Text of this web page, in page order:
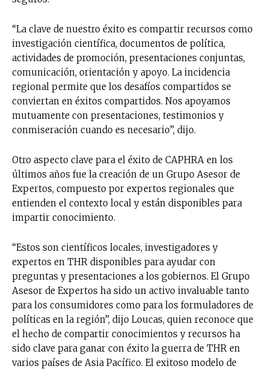
“La clave de nuestro éxito es compartir recursos como
investigación científica, documentos de política,
actividades de promoción, presentaciones conjuntas,
comunicación, orientación y apoyo. La incidencia
regional permite que los desafíos compartidos se
conviertan en éxitos compartidos. Nos apoyamos
mutuamente con presentaciones, testimonios y
conmiseración cuando es necesario”, dijo.
Otro aspecto clave para el éxito de CAPHRA en los
últimos años fue la creación de un Grupo Asesor de
Expertos, compuesto por expertos regionales que
entienden el contexto local y están disponibles para
impartir conocimiento.
“Estos son científicos locales, investigadores y
expertos en THR disponibles para ayudar con
preguntas y presentaciones a los gobiernos. El Grupo
Asesor de Expertos ha sido un activo invaluable tanto
para los consumidores como para los formuladores de
políticas en la región”, dijo Loucas, quien reconoce que
el hecho de compartir conocimientos y recursos ha
sido clave para ganar con éxito la guerra de THR en
varios países de Asia Pacífico. El exitoso modelo de